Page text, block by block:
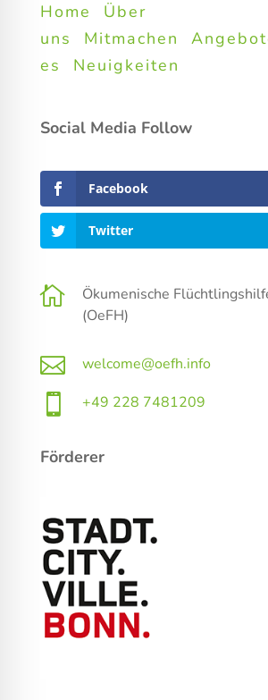
Home
Über
uns
Mitmachen
es
Neuigkeiten
Social Media Follow
Facebook
Twitter

Ökumenische
(OeFH)
 welcome@oefh.info
 +49 228 7481209
Förderer